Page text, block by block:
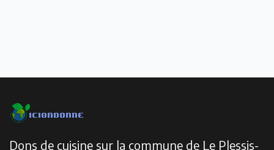
Dons de cuisine sur la commune de Le Plessis-